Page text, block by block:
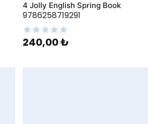
4 Jolly English Spring Book
9786258719291
240,00 ₺